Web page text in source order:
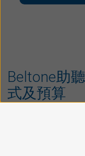
Beltone助
式及預算